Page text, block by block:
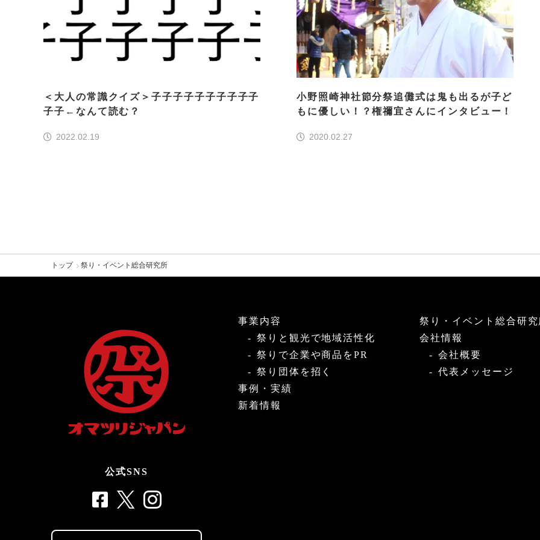
＜大人の常識クイズ＞子子子子子子子子子子
子子←なんて読む？
2022.02.19
小野照崎神社節分祭追儺式は鬼も出るが子ど
もに優しい！？権禰宜さんにインタビュー！
2020.02.27
トップ 祭り・イベント総合研究所
公式SNS
事業内容
祭りと観光で地域活性化
祭りで企業や商品をPR
祭り団体を招く
事例・実績
新着情報
祭り・イベント総合研
会社情報
会社概要
代表メッセージ